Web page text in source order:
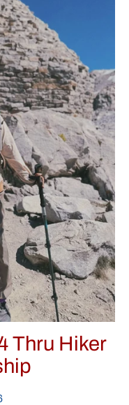
Thru Hiker